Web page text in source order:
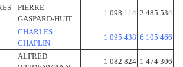
PIERRE
GASPARD-HUIT
1 098 114 2 485 534
CHARLES
CHAPLIN
1 095 438 6 105 466
ALFRED
1 082 824 1 474 306